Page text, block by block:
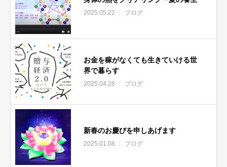
2025.05.22 ブログ
お金を稼がなくても生きていける世
界で暮らす
2025.04.26 ブログ
新春のお慶びを申しあげます
2025.01.08 ブログ